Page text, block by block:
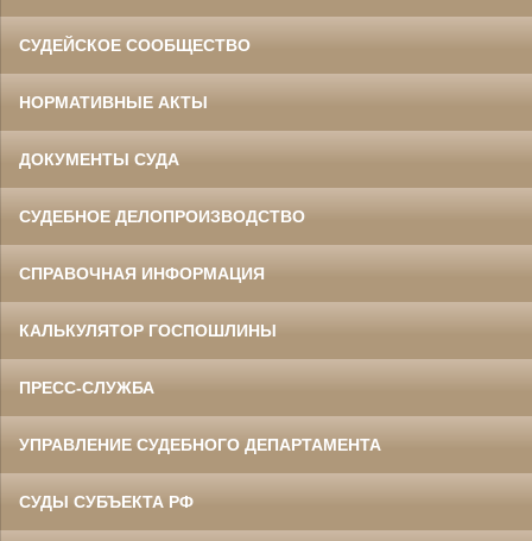
СУДЕЙСКОЕ СООБЩЕСТВО
НОРМАТИВНЫЕ АКТЫ
ДОКУМЕНТЫ СУДА
СУДЕБНОЕ ДЕЛОПРОИЗВОДСТВО
СПРАВОЧНАЯ ИНФОРМАЦИЯ
КАЛЬКУЛЯТОР ГОСПОШЛИНЫ
ПРЕСС-СЛУЖБА
УПРАВЛЕНИЕ СУДЕБНОГО ДЕПАРТАМЕНТА
СУДЫ СУБЪЕКТА РФ